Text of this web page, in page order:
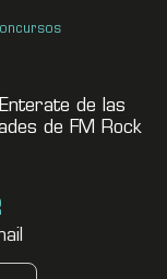
de las
de FM Rock